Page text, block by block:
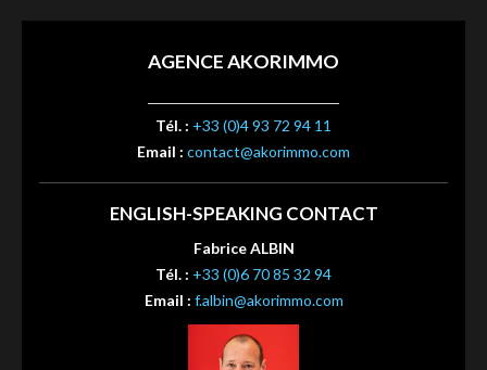
AGENCE AKORIMMO
Tél. : +33 (0)4 93 72 94 11
Email : contact@akorimmo.com
ENGLISH-SPEAKING CONTACT
Fabrice ALBIN
Tél. : +33 (0)6 70 85 32 94
Email : f.albin@akorimmo.com